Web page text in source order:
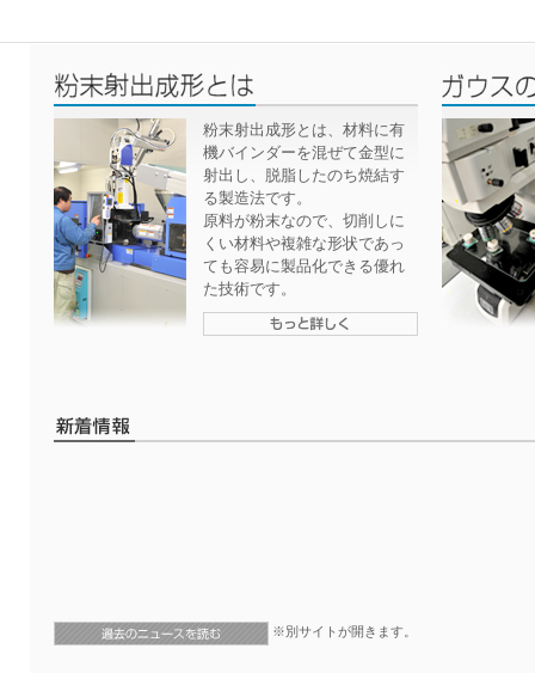
粉末射出成形とは、材料に有
機バインダーを混ぜて金型に
射出し、脱脂したのち焼結す
る製造法です。
原料が粉末なので、切削しに
くい材料や複雑な形状であっ
ても容易に製品化できる優れ
た技術です。
※別サイトが開きます。